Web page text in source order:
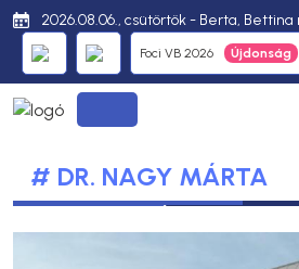
2026.08.06., csütörtök - Berta, Bettina
Foci VB 2026
# DR. NAGY MÁRTA